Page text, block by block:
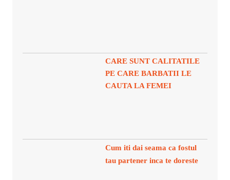
CARE SUNT CALITATILE
PE CARE BARBATII LE
CAUTA LA FEMEI
Cum iti dai seama ca fostul
tau partener inca te doreste